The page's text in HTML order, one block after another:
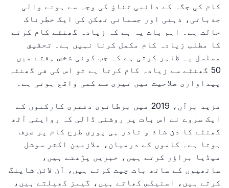
کام کی جگہ کے دائمی تناؤ کی وجہ سے ہونے والی
جذباتی، ذہنی اور جسمانی تھکن کی ایک خطرناک
حالت ہے۔ اہم بات یہ ہے کہ زیادہ گھنٹے کام کرنے
کا مطلب زیادہ کام مکمل کرنا نہیں ہے۔ تحقیق
مسلسل یہ ظاہر کرتی ہے کہ جب کوئی شخص ہفتے میں
50 گھنٹے سے زیادہ کام کرتا ہے تو اس کی فی گھنٹہ
پیداواری صلاحیت میں تیزی سے کمی واقع ہوتی ہے۔
مزید برآں، 2019 میں برطانوی دفتری کارکنوں کے
ایک سروے نے اس بات پر روشنی ڈالی کہ روایتی آٹھ
گھنٹے کا دن شاذ و نادر ہی پوری طرح کام پر صرف
ہوتا ہے۔ کاموں کے درمیان، ملازمین اکثر سوشل
میڈیا براؤز کرتے ہیں، خبریں پڑھتے ہیں،
ساتھیوں کے ساتھ بات چیت کرتے ہیں، آن لائن شاپنگ
کرتے ہیں، اسنیکس کھاتے ہیں، گیمز کھیلتے ہیں،